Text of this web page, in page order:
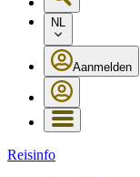
NL
Aanmelden
Reisinfo